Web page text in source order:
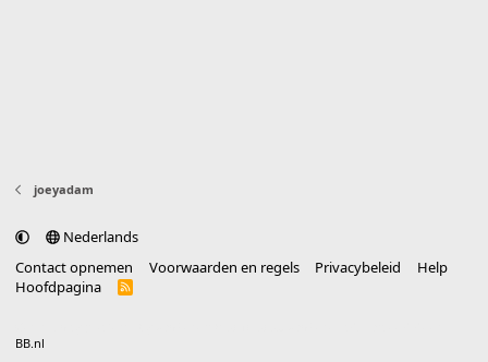
joeyadam
Nederlands
Contact opnemen
Voorwaarden en regels Privacybeleid
Help
Hoofdpagina
R
BB.nl